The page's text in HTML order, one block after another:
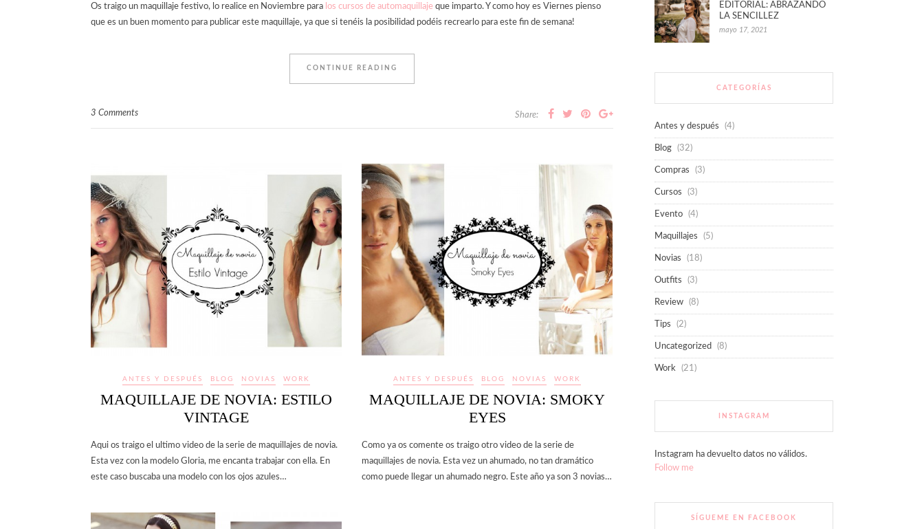
Os traigo un maquillaje festivo, lo realice en Noviembre para los cursos de automaquillaje que imparto. Y como hoy es Viernes pienso
que es un buen momento para publicar este maquillaje, ya que si tenéis la posibilidad podéis recrearlo para este fin de semana!
CONTINUE READING
3 Comments Share:
ANTES Y DESPUÉS BLOG NOVIAS WORK
MAQUILLAJE DE NOVIA: ESTILO
VINTAGE
Aqui os traigo el ultimo video de la serie de maquillajes de novia.
Esta vez con la modelo Gloria, me encanta trabajar con ella. En
este caso buscaba una modelo con los ojos azules…
ANTES Y DESPUÉS BLOG NOVIAS WORK
MAQUILLAJE DE NOVIA: SMOKY
EYES
Como ya os comente os traigo otro video de la serie de
maquillajes de novia. Esta vez un ahumado, no tan dramático
como puede llegar un ahumado negro. Este año ya son 3 novias…
EDITORIAL: ABRAZANDO
LA SENCILLEZ
mayo 17, 2021
CATEGORÍAS
Antes y después (4)
Blog (32)
Compras (3)
Cursos (3)
Evento (4)
Maquillajes (5)
Novias (18)
Outfits (3)
Review (8)
Tips (2)
Uncategorized (8)
Work (21)
INSTAGRAM
Instagram ha devuelto datos no válidos.
Follow me
SÍGUEME EN FACEBOOK